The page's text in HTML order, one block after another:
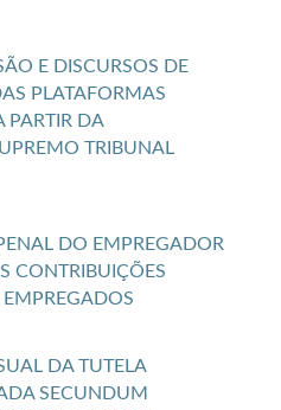
E DISCURSOS DE
PLATAFORMAS
PARTIR DA
TRIBUNAL
DO EMPREGADOR
CONTRIBUIÇÕES
DA TUTELA
SECUNDUM